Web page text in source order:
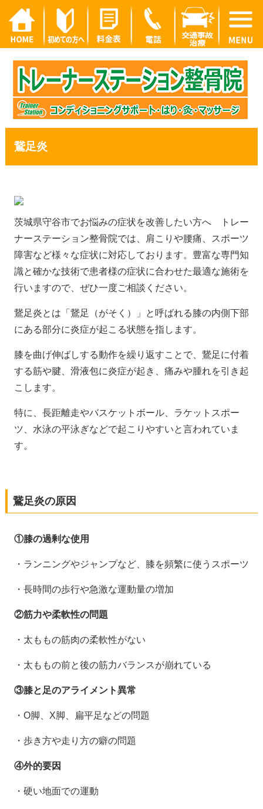
鵞足炎
茨城県守谷市でお悩みの症状を改善したい方へ トレー
ナーステーション整骨院では、肩こりや腰痛、スポーツ
障害など様々な症状に対応しております。豊富な専門知
識と確かな技術で患者様の症状に合わせた最適な施術を
行いますので、ぜひ一度ご相談ください。
鵞足炎とは「鵞足（がそく）」と呼ばれる膝の内側下部
にある部分に炎症が起こる状態を指します。
膝を曲げ伸ばしする動作を繰り返すことで、鵞足に付着
する筋や腱、滑液包に炎症が起き、痛みや腫れを引き起
こします。
特に、長距離走やバスケットボール、ラケットスポー
ツ、水泳の平泳ぎなどで起こりやすいと言われていま
す。
鵞足炎の原因
①膝の過剰な使用
・ランニングやジャンプなど、膝を頻繁に使うスポーツ
・長時間の歩行や急激な運動量の増加
②筋力や柔軟性の問題
・太ももの筋肉の柔軟性がない
・太ももの前と後の筋力バランスが崩れている
③膝と足のアライメント異常
・ O脚、 X脚、扁平足などの問題
・歩き方や走り方の癖の問題
④外的要因
・硬い地面での運動